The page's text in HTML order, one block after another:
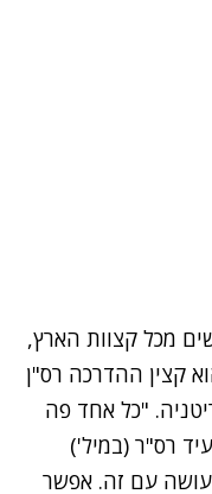
מכל קצוות הארץ,
קצין ההדרכה רס"ן
"כל אחד פה
מעיד רס"ר (במיל')
עם זה. אפשר